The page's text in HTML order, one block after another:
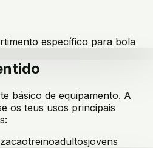
específico para bola
básico de equipamento. A
os teus usos principais
treinoadultosjovens